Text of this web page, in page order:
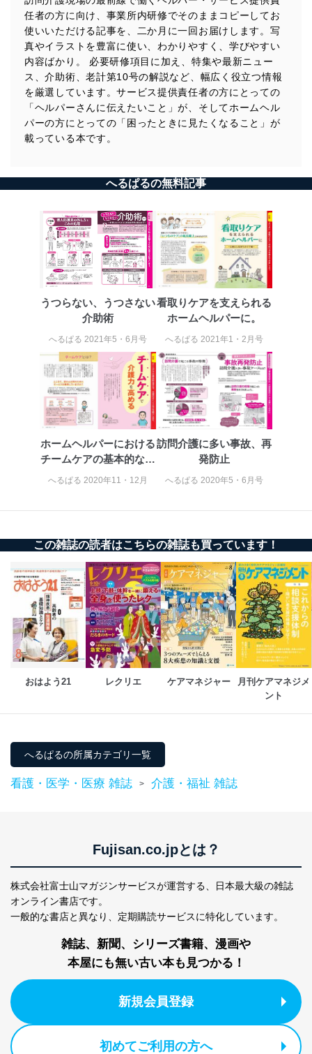
任者の方に向け、事業所内研修でそのままコピーしてお
使いいただける記事を、二か月に一回お届けします。写
真やイラストを豊富に使い、わかりやすく、学びやすい
内容ばかり。 必要研修項目に加え、特集や最新ニュー
ス、介助術、老計第10号の解説など、幅広く役立つ情報
を厳選しています。サービス提供責任者の方にとっての
「ヘルパーさんに伝えたいこと」が、そしてホームヘル
パーの方にとっての「困ったときに見たくなること」が
載っている本です。
へるぱるの無料記事
うつらない、うつさない
介助術
へるぱる 2021年5・6月号
看取りケアを支えられる
ホームヘルパーに。
へるぱる 2021年1・2月号
ホームヘルパーにおける
チームケアの基本的な考
え方
へるぱる 2020年11・12月
訪問介護に多い事故、再
発防止
へるぱる 2020年5・6月号
この雑誌の読者はこちらの雑誌も買っています！
おはよう21 レクリエ ケアマネジャー
月刊ケアマネジメ
ント
へるぱるの所属カテゴリ一覧
看護・医学・医療 雑誌 > 介護・福祉 雑誌
Fujisan.co.jpとは？
株式会社富士山マガジンサービスが運営する、
日本最大級の雑誌
オンライン書店です。
一般的な書店と異なり、 定期購読サービスに特化しています。
雑誌、新聞、シリーズ書籍、漫画や
本屋にも無い古い本も見つかる！
新規会員登録
初めてご利用の方へ